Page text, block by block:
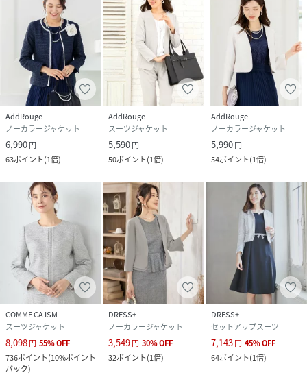
・ドビー生地
・裏地付き
・ポケット付き
◎カラー
・ブラック（黒）
・ネイビー（紺）
・オフベージュ
■おすすめ着用シーン
入学式や入園式、卒業式や卒園式はもちろん、七五三・お宮
参りなどフォーマルな装いがおすすめのシーンにぴったり。
授業参観などの学校行事、発表会など、上品かつきちんと感
が求められる場面に、定番のきれいめセレモニースタイルと
して。
#20代#30代#40代#50代#60代#ジャケット#綺麗め#大人#上
品#ドビー#きれいめ#きれいめファッション#きれいめコーデ
#セレモニー#入卒#シンプル#大人レディ#フェミニン#レディ
スタイル#洗える#顔合わせ
AddRouge
ノーカラージャケット
6,990円
63ポイント(1倍)
AddRouge
スーツジャケット
5,590円
50ポイント(1倍)
AddRouge
ノーカラージャケット
5,990円
54ポイント(1倍)
COMME CA ISM
スーツジャケット
8,098円 55%OFF
736ポイント(10%ポイント
バック)
DRESS+
ノーカラージャケット
3,549円 30%OFF
32ポイント(1倍)
DRESS+
セットアップスーツ
7,143円 45%OFF
64ポイント(1倍)